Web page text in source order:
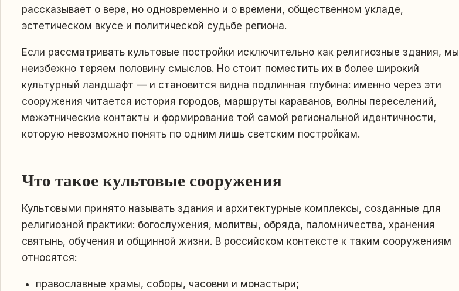
рассказывает о вере, но одновременно и о времени, общественном укладе,
эстетическом вкусе и политической судьбе региона.
Если рассматривать культовые постройки исключительно как религиозные здания, мы
неизбежно теряем половину смыслов. Но стоит поместить их в более широкий
культурный ландшафт — и становится видна подлинная глубина: именно через эти
сооружения читается история городов, маршруты караванов, волны переселений,
межэтнические контакты и формирование той самой региональной идентичности,
которую невозможно понять по одним лишь светским постройкам.
Что такое культовые сооружения
Культовыми принято называть здания и архитектурные комплексы, созданные для
религиозной практики: богослужения, молитвы, обряда, паломничества, хранения
святынь, обучения и общинной жизни. В российском контексте к таким сооружениям
относятся:
православные храмы, соборы, часовни и монастыри;